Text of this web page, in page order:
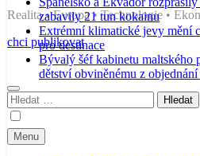
zabavily 21 tun kokainu
Extrémní klimatické jevy mění
pro destinace
Bývalý šéf kabinetu maltského
dětství obviněnému z
Realita • Evropa • Technologie •
chci publikovat
Vyhledávání
Menu